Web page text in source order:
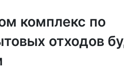
комплекс по
отходов